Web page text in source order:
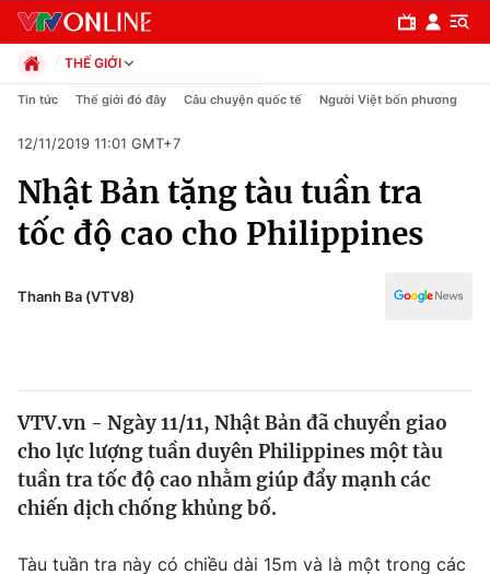
Chuyên mục
Chính trị
Thế giới
Tin tức
Thế giới đó đây
THẾ GIỚI
Chính trị
Pháp luật
Kinh tế
Thể thao
Truyền hình
Y tế
Tin tức Thế giới đó đây Câu chuyện quốc tế Người Việt bốn phương
12/11/2019 11:01 GMT+7
Nhật Bản tặng tàu tuần tra
tốc độ cao cho Philippines
Thanh Ba (VTV8)
VTV.vn - Ngày 11/11, Nhật Bản đã chuyển giao
cho lực lượng tuần duyên Philippines một tàu
tuần tra tốc độ cao nhằm giúp đẩy mạnh các
chiến dịch chống khủng bố.
Tàu tuần tra này có chiều dài 15m và là một trong các